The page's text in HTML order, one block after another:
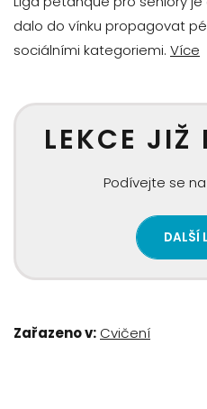
dalo do vínku propagovat
sociálními kategoriemi. Více
LEKCE JIŽ
Podívejte se
DALŠÍ
Zařazeno v: Cvičení